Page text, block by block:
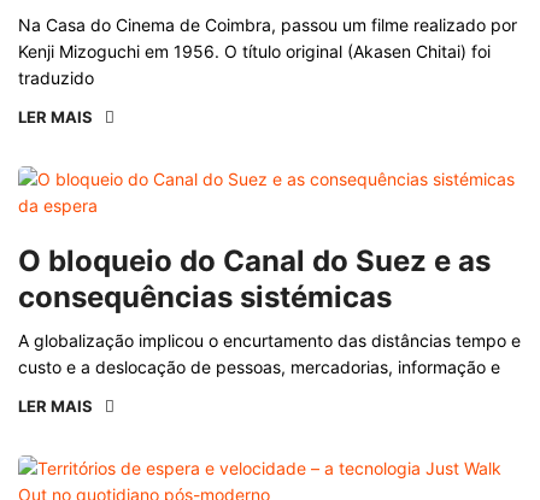
Na Casa do Cinema de Coimbra, passou um filme realizado por
Kenji Mizoguchi em 1956. O título original (Akasen Chitai) foi
traduzido
LER MAIS
O bloqueio do Canal do Suez e as
consequências sistémicas
A globalização implicou o encurtamento das distâncias tempo e
custo e a deslocação de pessoas, mercadorias, informação e
LER MAIS